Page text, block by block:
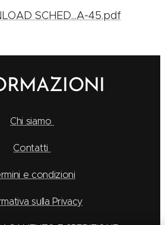
SCHED...A-45.pdf
Chi siamo
Contatti
e condizioni
sulla Privacy